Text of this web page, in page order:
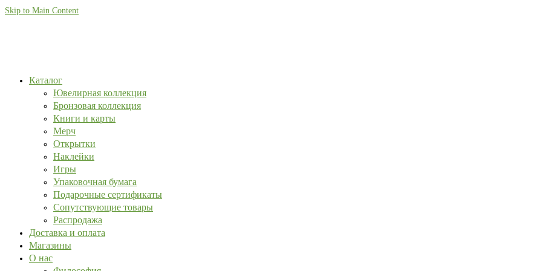
Skip to Main Content
Каталог
Ювелирная коллекция
Бронзовая коллекция
Книги и карты
Мерч
Открытки
Наклейки
Игры
Упаковочная бумага
Подарочные сертификаты
Сопутствующие товары
Распродажа
Доставка и оплата
Магазины
О нас